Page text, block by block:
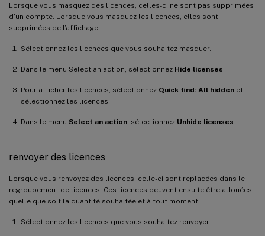
Lorsque vous masquez des licences, celles-ci ne sont pas supprimées
d’un compte. Lorsque vous masquez les licences, elles sont
supprimées de l’affichage.
Sélectionnez les licences que vous souhaitez masquer.
Dans le menu Select an action, sélectionnez Hide licenses
Pour afficher les licences, sélectionnez Quick find: All hidden et
sélectionnez les licences.
Dans le menu Select an action , sélectionnez Unhide licenses
renvoyer des licences
Lorsque vous renvoyez des licences, celle-ci sont replacées dans le
regroupement de licences. Ces licences peuvent ensuite être allouées
quelle que soit la quantité souhaitée et à tout moment.
Sélectionnez les licences que vous souhaitez renvoyer.